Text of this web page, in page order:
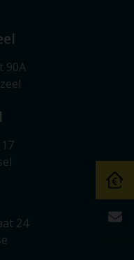
90A
24